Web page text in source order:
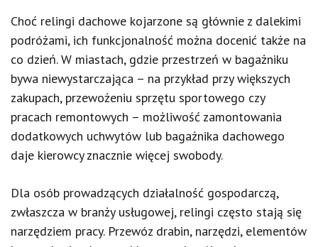
Choć relingi dachowe kojarzone są głównie z dalekimi
podróżami, ich funkcjonalność można docenić także na
co dzień. W miastach, gdzie przestrzeń w bagażniku
bywa niewystarczająca – na przykład przy większych
zakupach, przewożeniu sprzętu sportowego czy
pracach remontowych – możliwość zamontowania
dodatkowych uchwytów lub bagażnika dachowego
daje kierowcy znacznie więcej swobody.
Dla osób prowadzących działalność gospodarczą,
zwłaszcza w branży usługowej, relingi często stają się
narzędziem pracy. Przewóz drabin, narzędzi, elementów